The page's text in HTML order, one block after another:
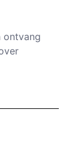
ontvang